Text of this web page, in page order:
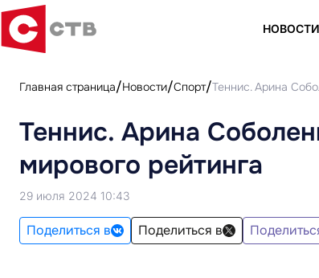
НОВОСТИ
Главная страница Новости Спорт Теннис. Арина
Теннис. Арина
мирового рейтинга
29 июля 2024 10:43
Поделиться в Поделиться в